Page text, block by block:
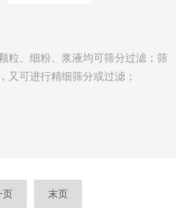
粒、细粉、浆液均可筛分过滤；筛
又可进行精细筛分或过滤；
页 末页